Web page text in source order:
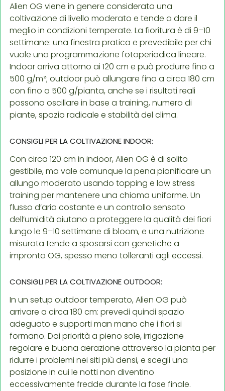
Alien OG viene in genere considerata una
coltivazione di livello moderato e tende a dare il
meglio in condizioni temperate. La fioritura è di 9–10
settimane: una finestra pratica e prevedibile per chi
vuole una programmazione fotoperiodica lineare.
Indoor arriva attorno ai 120 cm e può produrre fino a
500 g/m²; outdoor può allungare fino a circa 180 cm
con fino a 500 g/pianta, anche se i risultati reali
possono oscillare in base a training, numero di
piante, spazio radicale e stabilità del clima.
CONSIGLI PER LA COLTIVAZIONE INDOOR:
Con circa 120 cm in indoor, Alien OG è di solito
gestibile, ma vale comunque la pena pianificare un
allungo moderato usando topping e low stress
training per mantenere una chioma uniforme. Un
flusso d’aria costante e un controllo sensato
dell’umidità aiutano a proteggere la qualità dei fiori
lungo le 9–10 settimane di bloom, e una nutrizione
misurata tende a sposarsi con genetiche a
impronta OG, spesso meno tolleranti agli eccessi.
CONSIGLI PER LA COLTIVAZIONE OUTDOOR:
In un setup outdoor temperato, Alien OG può
arrivare a circa 180 cm: prevedi quindi spazio
adeguato e supporti man mano che i fiori si
formano. Dai priorità a pieno sole, irrigazione
regolare e buona aerazione attraverso la pianta per
ridurre i problemi nei siti più densi, e scegli una
posizione in cui le notti non diventino
eccessivamente fredde durante la fase finale.